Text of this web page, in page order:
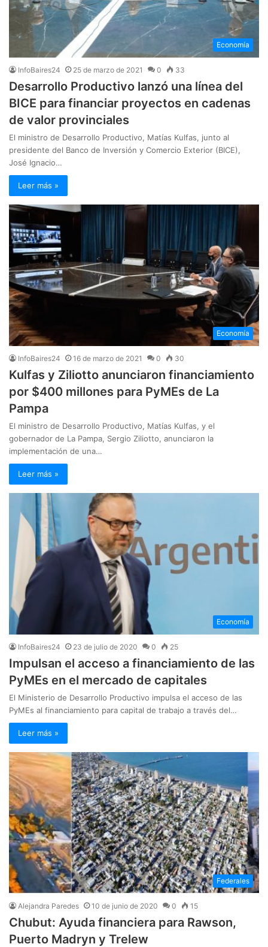
Economía
InfoBaires24 25 de marzo de 2021 0 33
Desarrollo Productivo lanzó una línea del
BICE para financiar proyectos en cadenas
de valor provinciales
El ministro de Desarrollo Productivo, Matías Kulfas, junto al
presidente del Banco de Inversión y Comercio Exterior (BICE),
José Ignacio…
Leer más »
Economía
InfoBaires24 16 de marzo de 2021 0 30
Kulfas y Ziliotto anunciaron financiamiento
por $400 millones para PyMEs de La
Pampa
El ministro de Desarrollo Productivo, Matías Kulfas, y el
gobernador de La Pampa, Sergio Ziliotto, anunciaron la
implementación de una…
Leer más »
Economía
InfoBaires24 23 de julio de 2020 0 25
Impulsan el acceso a financiamiento de las
PyMEs en el mercado de capitales
El Ministerio de Desarrollo Productivo impulsa el acceso de las
PyMEs al financiamiento para capital de trabajo a través del…
Leer más »
Federales
Alejandra Paredes 10 de junio de 2020 0 15
Chubut: Ayuda financiera para Rawson,
Puerto Madryn y Trelew